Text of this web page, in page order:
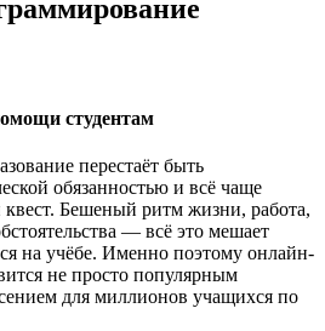
студентам
перестаёт быть
обязанностью и всё чаще
Бешеный ритм жизни, работа,
— всё это мешает
на учёбе. Именно поэтому онлайн-
не просто популярным
для миллионов учащихся по